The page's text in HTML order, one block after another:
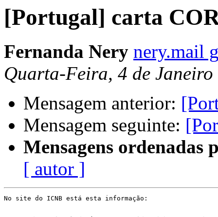
[Portugal] carta
Fernanda Nery nery.mail
Quarta-Feira, 4 de
Mensagem anterior:
Mensagem seguinte:
Mensagens ordenadas
[ autor ]
No site do ICNB está esta informação: